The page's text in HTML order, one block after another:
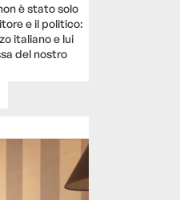
è stato solo
e il politico:
italiano e lui
del nostro